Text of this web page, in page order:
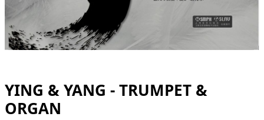
Notizen
Feed
english
YING & YANG - TRUMPET &
ORGAN